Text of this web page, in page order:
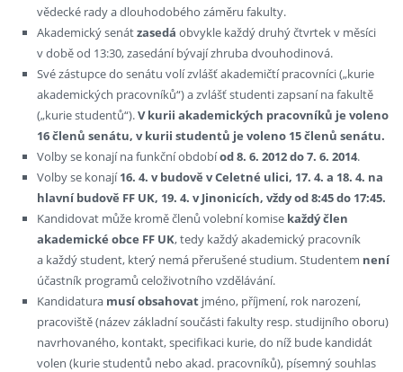
vědecké rady a dlouhodobého záměru fakulty.
Akademický senátzasedá obvykle každý druhý čtvrtek v měsíci
v době od 13:30, zasedání bývají zhruba dvouhodinová.
Své zástupce do senátu volí zvlášť akademičtí pracovníci („kurie
akademických pracovníků“) a zvlášť studenti zapsaní na fakultě
(„kurie studentů“).V kurii akademických pracovníků je voleno
16 členů senátu, v kurii studentů je voleno 15 členů senátu.
Volby se konají na funkční obdobíod 8. 6. 2012 do 7. 6. 2014.
Volby se konají16. 4. v budově v Celetné ulici, 17. 4. a 18. 4. na
hlavní budově FF UK, 19. 4. v Jinonicích, vždy od 8:45 do 17:45.
Kandidovat může kromě členů volební komise každý člen
akademické obce FF UK, tedy každý akademický pracovník
a každý student, který nemá přerušené studium. Studentem není
účastník programů celoživotního vzdělávání.
Kandidatura musí obsahovat jméno, příjmení, rok narození,
pracoviště (název základní součásti fakulty resp. studijního oboru)
navrhovaného, kontakt, specifikaci kurie, do níž bude kandidát
volen (kurie studentů nebo akad. pracovníků), písemný souhlas